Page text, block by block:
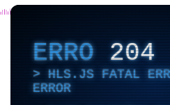
ERRO204
HLS.JS FATAL
ERROR